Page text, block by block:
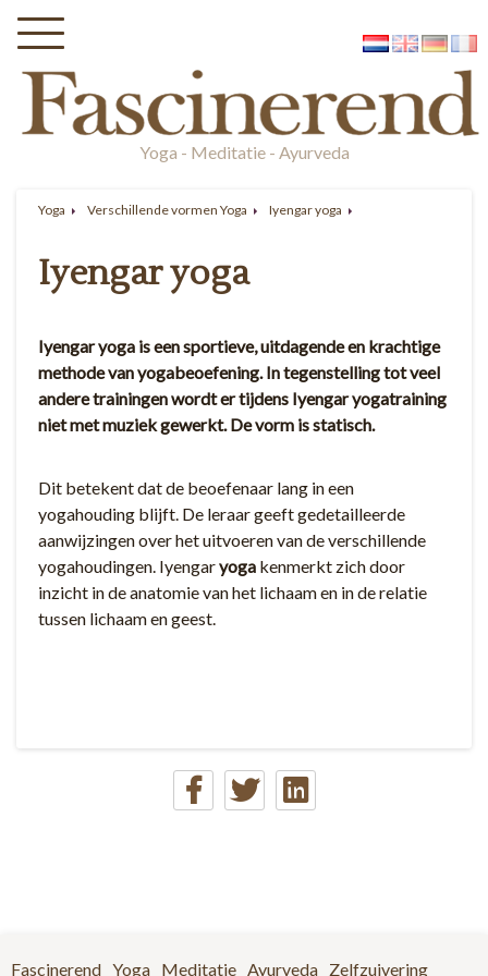
Yoga - Meditatie - Ayurveda
Yoga Verschillende vormen Yoga Iyengar yoga
Iyengar yoga
Iyengar yoga is een sportieve, uitdagende en krachtige
methode van yogabeoefening. In tegenstelling tot veel
andere trainingen wordt er tijdens Iyengar yogatraining
niet met muziek gewerkt. De vorm is statisch.
Dit betekent dat de beoefenaar lang in een
yogahouding blijft. De leraar geeft gedetailleerde
aanwijzingen over het uitvoeren van de verschillende
yogahoudingen. Iyengaryoga kenmerkt zich door
inzicht in de anatomie van het lichaam en in de relatie
tussen lichaam en geest.
Fascinerend Yoga Meditatie Ayurveda Zelfzuivering